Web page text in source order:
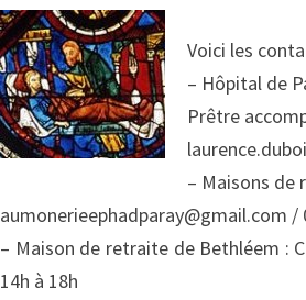
Voici les
– Hôpital de
Prêtre
– Maisons de
aumonerieephadparay@gmail.com /
– Maison de retraite de Bethléem :
14h à 18h